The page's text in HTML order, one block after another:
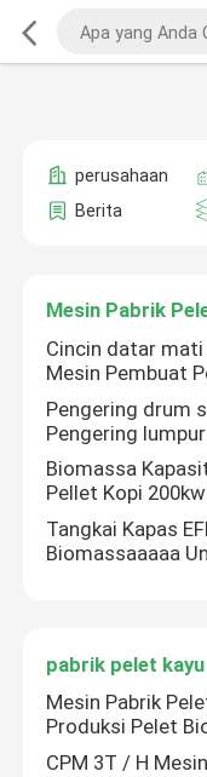
perusahaan
Berita
Mesin Pabrik
Cincin datar
Mesin Pembuat
Pengering drum
Pengering
Biomassa
Pellet Kopi
Tangkai Kapas
Biomassaaaaa
pabrik pelet kayu
Mesin Pabrik
Produksi Pelet
CPM 3T / H